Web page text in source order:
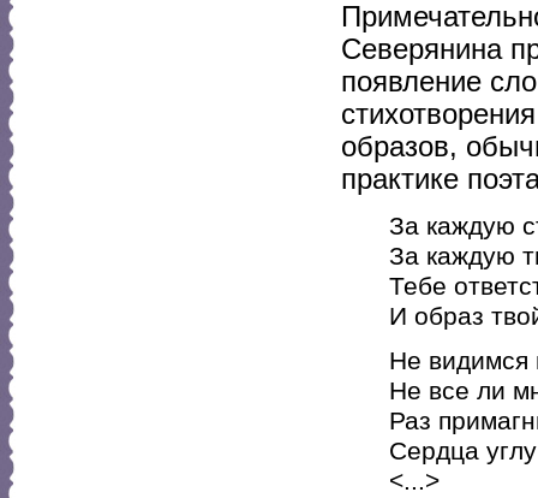
Северянина
появление
образов,
практике
За каждую
За каждую
Тебе
И образ
Не видимся
Не все ли
Раз
Сердца
<...>